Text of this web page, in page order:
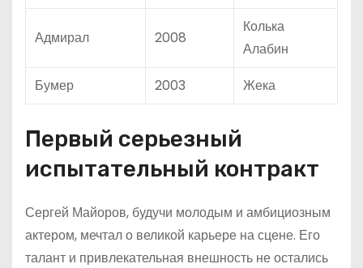
Адмирал 2008
Колька
Алабин
Бумер
2003 Жека
Первый серьезный
испытательный контракт
Сергей Майоров, будучи молодым и амбициозным
актером, мечтал о великой карьере на сцене. Его
талант и привлекательная внешность не остались